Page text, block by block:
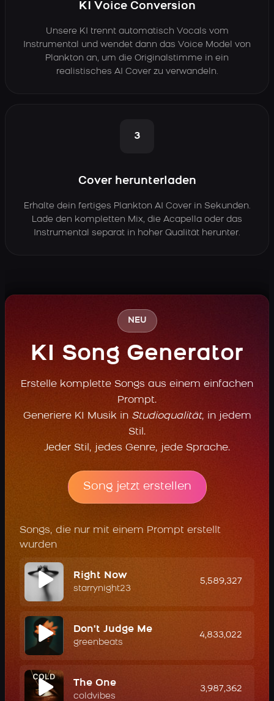
KI Voice Conversion
Unsere KI trennt automatisch Vocals vom
Instrumental und wendet dann das Voice Model von
Plankton an, um die Originalstimme in ein
realistisches AI Cover zu verwandeln.
3
Cover herunterladen
Erhalte dein fertiges Plankton AI Cover in Sekunden.
Lade den kompletten Mix, die Acapella oder das
Instrumental separat in hoher Qualität herunter.
NEU
KI Song Generator
Erstelle komplette Songs aus einem einfachen
Prompt.
Generiere KI Musik in Studioqualität, in jedem
Stil.
Jeder Stil, jedes Genre, jede Sprache.
Song jetzt erstellen
Songs, die nur mit einem Prompt erstellt
wurden
Right Now
starrynight23
5,589,327
Don't Judge Me
greenbeats
4,833,022
The One
coldvibes
3,987,362